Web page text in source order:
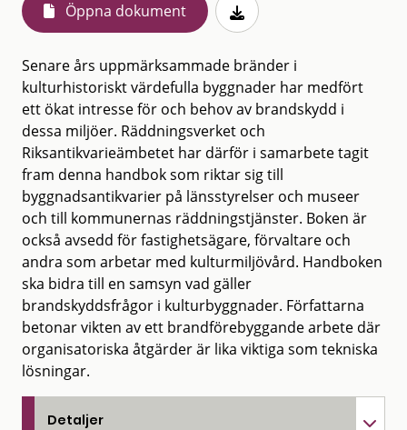
Öppna dokument
Senare års uppmärksammade bränder i
kulturhistoriskt värdefulla byggnader har medfört
ett ökat intresse för och behov av brandskydd i
dessa miljöer. Räddningsverket och
Riksantikvarieämbetet har därför i samarbete tagit
fram denna handbok som riktar sig till
byggnadsantikvarier på länsstyrelser och museer
och till kommunernas räddningstjänster. Boken är
också avsedd för fastighetsägare, förvaltare och
andra som arbetar med kulturmiljövård. Handboken
ska bidra till en samsyn vad gäller
brandskyddsfrågor i kulturbyggnader. Författarna
betonar vikten av ett brandförebyggande arbete där
organisatoriska åtgärder är lika viktiga som tekniska
lösningar.
Detaljer